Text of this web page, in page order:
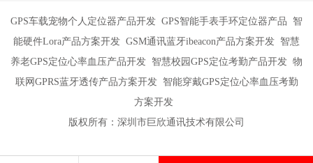
GPS车载宠物个人定位器产品开发 GPS智能手表手环定位器产品 智
能硬件Lora产品方案开发 GSM通讯蓝牙ibeacon产品方案开发 智慧
养老GPS定位心率血压产品开发 智慧校园GPS定位考勤产品开发 物
联网GPRS蓝牙透传产品方案开发 智能穿戴GPS定位心率血压考勤
方案开发
版权所有：深圳市巨欣通讯技术有限公司